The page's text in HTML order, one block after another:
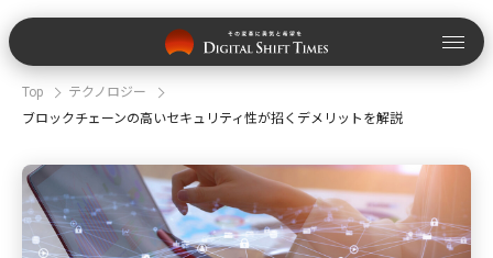
Top
テクノロジー
ブロックチェーンの高いセキュリティ性が招くデメリットを解説